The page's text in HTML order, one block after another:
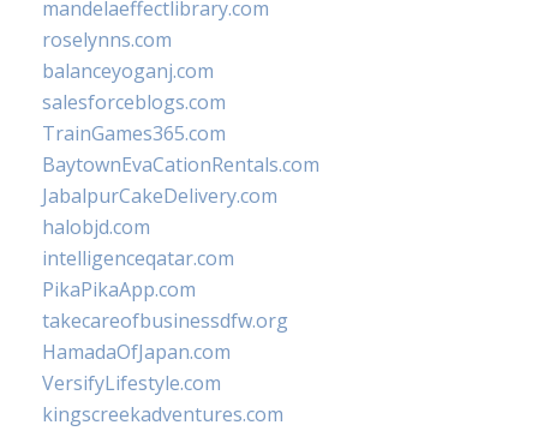
mandelaeffectlibrary.com
roselynns.com
balanceyoganj.com
salesforceblogs.com
TrainGames365.com
BaytownEvaCationRentals.com
JabalpurCakeDelivery.com
halobjd.com
intelligenceqatar.com
PikaPikaApp.com
takecareofbusinessdfw.org
HamadaOfJapan.com
VersifyLifestyle.com
kingscreekadventures.com